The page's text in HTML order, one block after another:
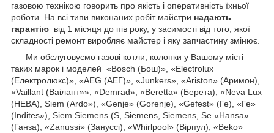
газовою технікою говорить про якість і оперативність їхньої
роботи. На всі типи виконаних робіт майстри надають
гарантію від 1 місяця до пів року, у засимості від того, якої
складності ремонт виробляє майстер і яку запчастину змінює.
Ми обслуговуємо газові котли, колонки у Вашому місті
таких марок і моделей «Bosch (Бош)», «Electrolux
(Електролюкс)», «AEG (АЕГ)», «Junkers», «Ariston» (Аримон),
«Vaillant (Ваілант»», «Demrad», «Beretta» (Берета), «Neva Lux
(НЕВА), Siem (Ardo»), «Genje» (Gorenje), «Gefest» (Ге), «Ге»
(Indites»), Siem Siemens (S, Siemens, Siemens, Se «Hansa»
(Ганза), «Zanussi» (Зануссі), «Whirlpool» (Вірпул), «Beko»